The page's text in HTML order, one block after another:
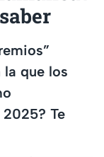
la que los
Te